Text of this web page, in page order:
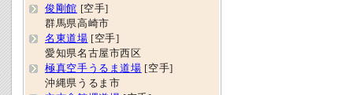
俊剛館 [空手]
群馬県高崎市
名東道場 [空手]
愛知県名古屋市西区
極真空手うるま道場 [空手]
沖縄県うるま市